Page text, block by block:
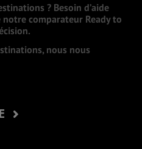
? Besoin d’aide
comparateur Ready to
nous nous